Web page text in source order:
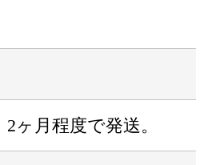
ヶ月程度で発送。